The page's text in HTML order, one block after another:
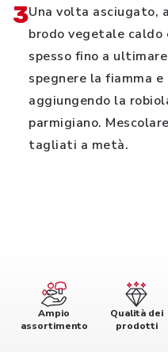
3Una volta asciugato,
brodo vegetale caldo
spesso fino a
spegnere la fiamma
aggiungendo la
parmigiano.
tagliati a metà.
Ampio
assortimento
Qualità dei
prodotti